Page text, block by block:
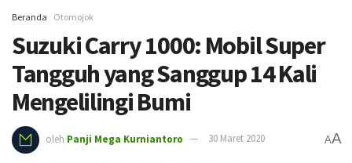
Beranda Otomojok
Suzuki Carry 1000: Mobil Super
Tangguh yang Sanggup 14 Kali
Mengelilingi Bumi
oleh Panji Mega Kurniantoro 30 Maret 2020 AA